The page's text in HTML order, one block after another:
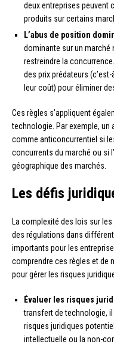
deux entreprises peuvent
produits sur certains
L’abus de position
dominante sur un
restreindre la
des prix prédateurs
leur coût) pour éliminer
Ces règles s’appliquent
technologie. Par exemple,
comme anticoncurrentiel si
concurrents du marché ou si
géographique des marchés.
Les défis
La complexité des lois sur
des régulations dans
importants pour les
comprendre ces règles et de
pour gérer les risques
Évaluer les risques
transfert de technologie, il
risques juridiques
intellectuelle ou la non-